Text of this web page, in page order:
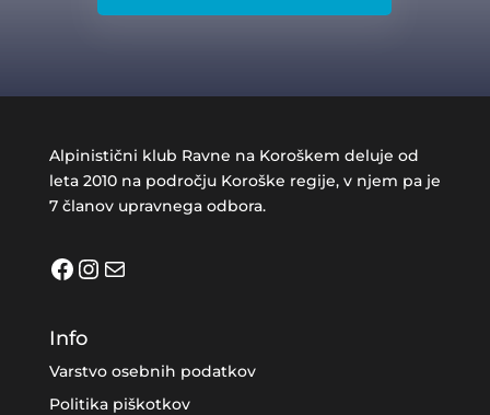
Alpinistični klub Ravne na Koroškem deluje od
leta 2010 na področju Koroške regije, v njem pa je
7 članov upravnega odbora.
Facebook
Instagram
Mail
Info
Varstvo osebnih podatkov
Politika piškotkov